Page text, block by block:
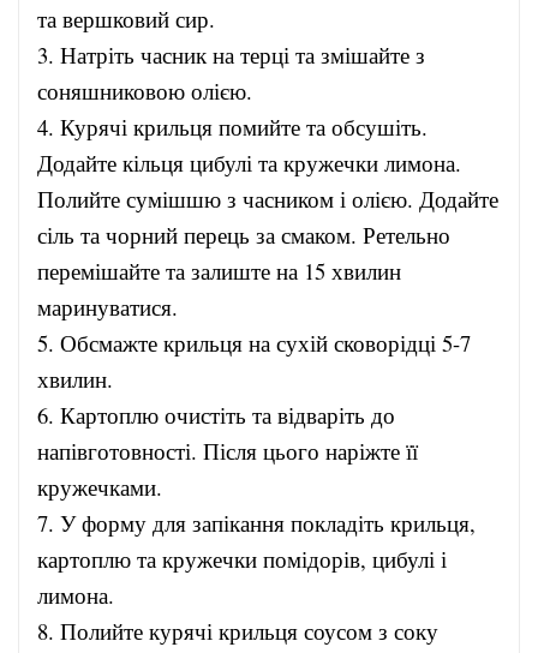
та вершковий сир.
3. Натріть часник на терці та змішайте з
соняшниковою олією.
4. Курячі крильця помийте та обсушіть.
Додайте кільця цибулі та кружечки лимона.
Полийте сумішшю з часником і олією. Додайте
сіль та чорний перець за смаком. Ретельно
перемішайте та залиште на 15 хвилин
маринуватися.
5. Обсмажте крильця на сухій сковорідці 5-7
хвилин.
6. Картоплю очистіть та відваріть до
напівготовності. Після цього наріжте її
кружечками.
7. У форму для запікання покладіть крильця,
картоплю та кружечки помідорів, цибулі і
лимона.
8. Полийте курячі крильця соусом з соку